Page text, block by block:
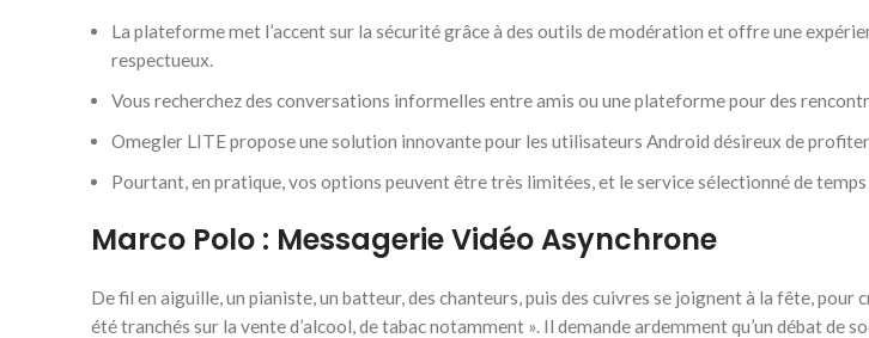
La plateforme met l’accent sur la sécurité grâce à des outils de modération et offre une
respectueux.
Vous recherchez des conversations informelles entre amis ou une plateforme pour des
Omegler LITE propose une solution innovante pour les utilisateurs Android désireux de
Pourtant, en pratique, vos options peuvent être très limitées, et le service sélectionné de
Marco Polo : Messagerie Vidéo Asynchrone
De fil en aiguille, un pianiste, un batteur, des chanteurs, puis des cuivres se joignent à la fête,
été tranchés sur la vente d’alcool, de tabac notamment ». Il demande ardemment qu’un débat de